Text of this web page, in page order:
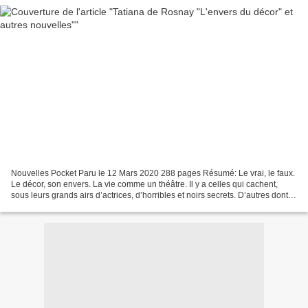
Nouvelles Pocket Paru le 12 Mars 2020 288 pages Résumé: Le vrai, le faux.
Le décor, son envers. La vie comme un théâtre. Il y a celles qui cachent,
sous leurs grands airs d’actrices, d’horribles et noirs secrets. D’autres dont la